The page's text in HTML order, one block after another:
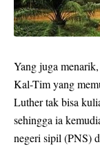
Yang juga
Kal-Tim yang
Luther tak bisa
sehingga ia
negeri sipil (PNS)